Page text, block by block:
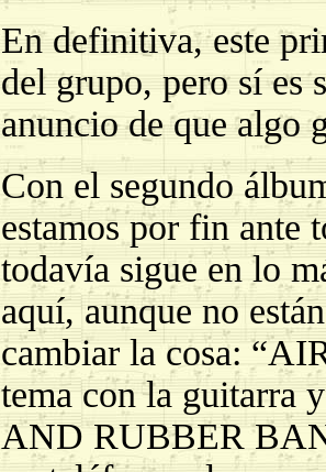
En definitiva, este
del grupo, pero sí es
anuncio de que algo
Con el segundo
estamos por fin ante
todavía sigue en lo
aquí, aunque no
cambiar la cosa:
tema con la guitarra
AND RUBBER